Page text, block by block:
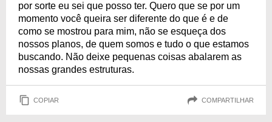
por sorte eu sei que posso ter. Quero que se por um
momento você queira ser diferente do que é e de
como se mostrou para mim, não se esqueça dos
nossos planos, de quem somos e tudo o que estamos
buscando. Não deixe pequenas coisas abalarem as
nossas grandes estruturas.
COPIAR COMPARTILHAR